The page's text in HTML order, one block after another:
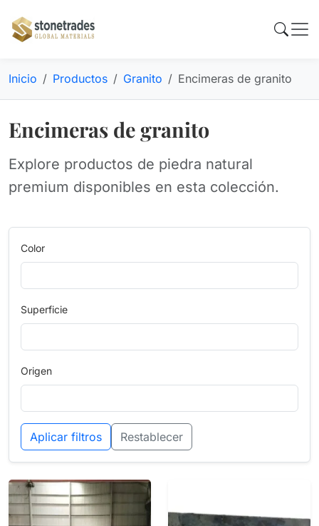
Inicio Productos Granito Encimeras de granito
Encimeras de granito
Explore productos de piedra natural
premium disponibles en esta colección.
Color
Superficie
Origen
Aplicar filtros Restablecer